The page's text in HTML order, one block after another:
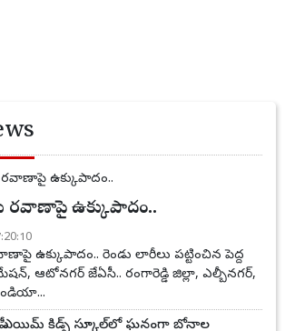
రవాణాపై ఉక్కుపాదం..
ఉక్కుపాదం.. రెండు లారీలు పట్టించిన పెద్ద
ఆటోనగర్ జేఏసీ.. రంగారెడ్డి జిల్లా, ఎల్బీనగర్,
ప్రీ ఎయిమ్ కిడ్స్ స్కూల్‌లో ఘనంగా బోనాల